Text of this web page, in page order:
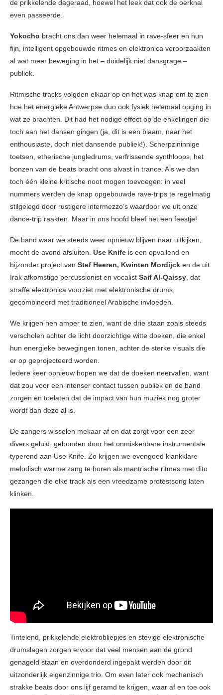
de prikkelende dageraad, hoewel het leek dat ook de oerknal
even passeerde.
Yokocho bracht ons dan weer helemaal in rave-sfeer en hun
fijn, intelligent opgebouwde ritmes en elektronica veroorzaakten
al wat meer beweging in het – duidelijk niet dansgrage –
publiek.
Ritmische tracks volgden elkaar op en het was knap om te zien
hoe het energieke Antwerpse duo ook fysiek helemaal opging in
wat ze brachten. Dit had het nodige effect op de enkelingen die
toch aan het dansen gingen (ja, dit is een blaam, naar het
enthousiaste, doch niet dansende publiek!). Scherpzininnige
toetsen, etherische jungledrums, verfrissende synthloops, het
bonzen van de beats bracht ons alvast in trance. Als we dan
toch één kleine kritische noot mogen toevoegen: in veel
nummers werden de knap opgebouwde rave-trips te regelmatig
stilgelegd door rustigere intermezzo’s waardoor we uit onze
dance-trip raakten. Maar in ons hoofd bleef het een feestje!
De band waar we steeds weer opnieuw blijven naar uitkijken,
mocht de avond afsluiten. Use Knife is een opvallend en
bijzonder project van Stef Heeren, Kwinten Mordijck en de uit
Irak afkomstige percussionist en vocalist Saif Al-Qaissy , dat
straffe elektronica voorziet met elektronische drums,
gecombineerd met traditioneel Arabische invloeden.
We krijgen hen amper te zien, want de drie staan zoals steeds
verscholen achter de licht doorzichtige witte doeken, die enkel
hun energieke bewegingen tonen, achter de sterke visuals die
er op geprojecteerd worden.
Iedere keer opnieuw hopen we dat de doeken neervallen, want
dat zou voor een intenser contact tussen publiek en de band
zorgen en toelaten dat de impact van hun muziek nog groter
wordt dan deze al is.
De zangers wisselen mekaar af en dat zorgt voor een zeer
divers geluid, gebonden door het onmiskenbare instrumentale
typerend aan Use Knife. Zo krijgen we evengoed klankklare
melodisch warme zang te horen als mantrische ritmes met dito
gezangen die elke track als een vreedzame protestsong laten
klinken.
Tintelend, prikkelende elektrobliepjes en stevige elektronische
drumslagen zorgen ervoor dat veel mensen aan de grond
genageld staan en overdonderd ingepakt werden door dit
uitzonderlijk eigenzinnige trio. Om even later ook mechanisch
strakke beats door ons lijf geramd te krijgen, waar af en toe ook